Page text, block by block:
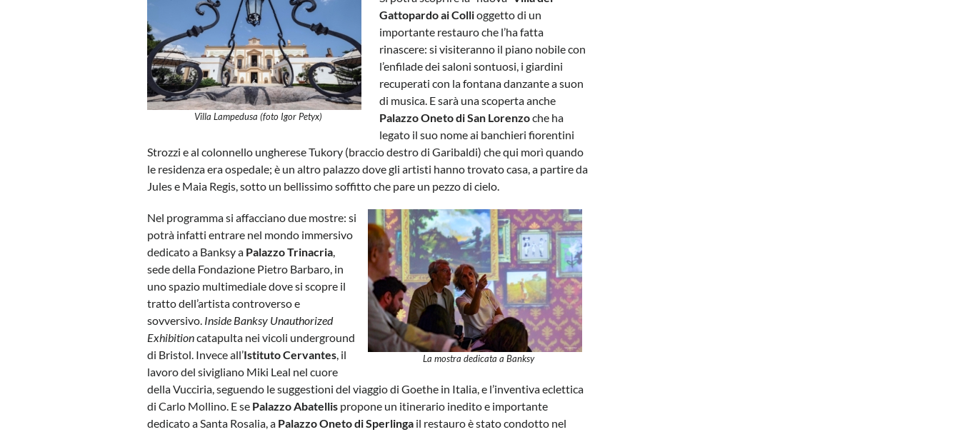
Villa Lampedusa (foto Igor Petyx)
Gattopardo ai Collioggetto di un
importante restauro che l’ha fatta
rinascere: si visiteranno il piano nobile con
l’enfilade dei saloni sontuosi, i giardini
recuperati con la fontana danzante a suon
di musica. E sarà una scoperta anche
Palazzo Oneto di San Lorenzoche ha
legato il suo nome ai banchieri fiorentini
Strozzi e al colonnello ungherese Tukory (braccio destro di Garibaldi) che qui morì quando
le residenza era ospedale; è un altro palazzo dove gli artisti hanno trovato casa, a partire da
Jules e Maia Regis, sotto un bellissimo soffitto che pare un pezzo di cielo.
La mostra dedicata a Banksy
Nel programma si affacciano due mostre: si
potrà infatti entrare nel mondo immersivo
dedicato a Banksy a Palazzo Trinacria
sede della Fondazione Pietro Barbaro, in
uno spazio multimediale dove si scopre il
tratto dell’artista controverso e
sovversivo. Inside Banksy Unauthorized
Exhibitioncatapulta nei vicoli underground
di Bristol. Invece all’Istituto Cervantes , il
lavoro del sivigliano Miki Leal nel cuore
della Vucciria, seguendo le suggestioni del viaggio di Goethe in Italia, e l’inventiva eclettica
di Carlo Mollino. E se Palazzo Abatellis propone un itinerario inedito e importante
dedicato a Santa Rosalia, a Palazzo Oneto di Sperlinga il restauro è stato condotto nel